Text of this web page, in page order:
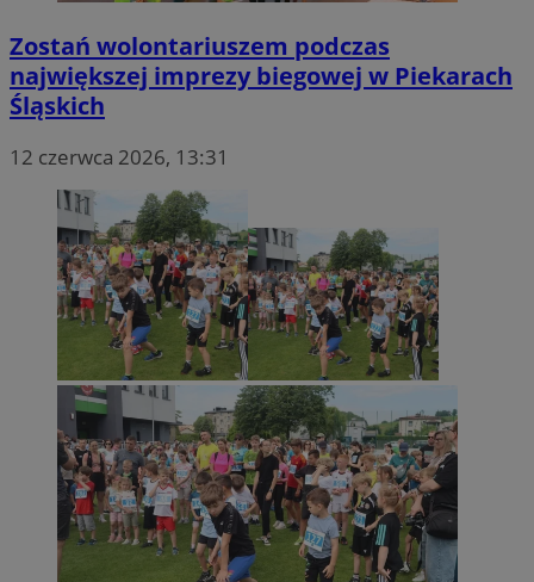
Zostań wolontariuszem podczas
największej imprezy biegowej w Piekarach
Śląskich
12 czerwca 2026, 13:31